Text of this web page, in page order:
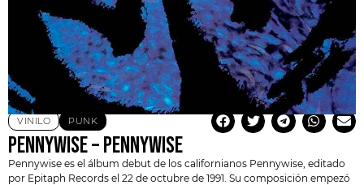
VINILO PUNK
PENNYWISE – PENNYWISE
Pennywise es el álbum debut de los californianos Pennywise, editado
por Epitaph Records el 22 de octubre de 1991. Su composición empezó